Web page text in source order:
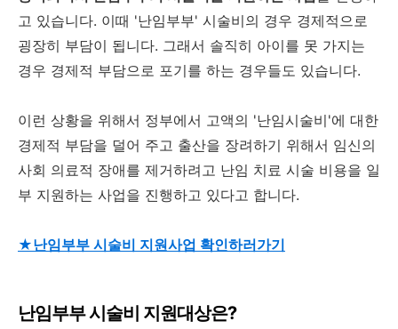
고 있습니다. 이때 '난임부부' 시술비의 경우 경제적으로
굉장히 부담이 됩니다. 그래서 솔직히 아이를 못 가지는
경우 경제적 부담으로 포기를 하는 경우들도 있습니다.
이런 상황을 위해서 정부에서 고액의 '난임시술비'에 대한
경제적 부담을 덜어 주고 출산을 장려하기 위해서 임신의
사회 의료적 장애를 제거하려고 난임 치료 시술 비용을 일
부 지원하는 사업을 진행하고 있다고 합니다.
★난임부부 시술비 지원사업 확인하러가기
난임부부 시술비 지원대상은?